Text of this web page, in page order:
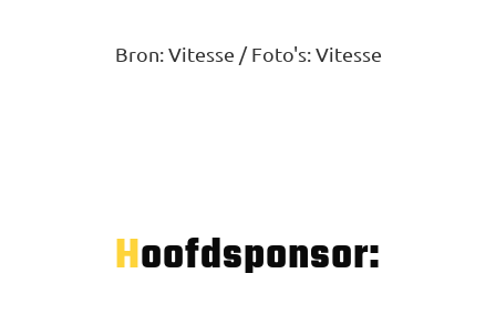
Bron: Vitesse / Foto's: Vitesse
Hoofdsponsor: